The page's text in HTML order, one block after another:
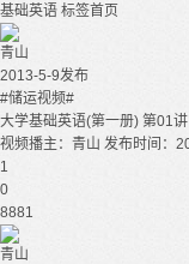
基础英语 标签首页
青山
2013-5-9发布
#储运视频#
大学基础英语(第一册) 第01
视频播主：青山 发布时间：
1
0
8881
青山